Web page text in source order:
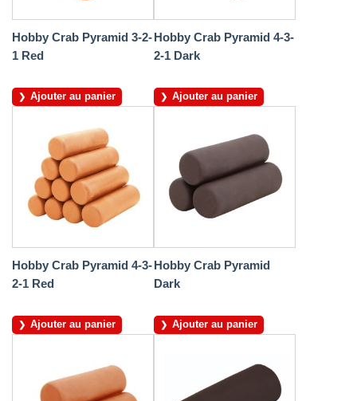
Hobby Crab Pyramid 3-2-
1 Red
Ajouter au panier
Hobby Crab Pyramid 4-3-
2-1 Dark
Ajouter au panier
Hobby Crab Pyramid 4-3-
2-1 Red
Ajouter au panier
Hobby Crab Pyramid
Dark
Ajouter au panier